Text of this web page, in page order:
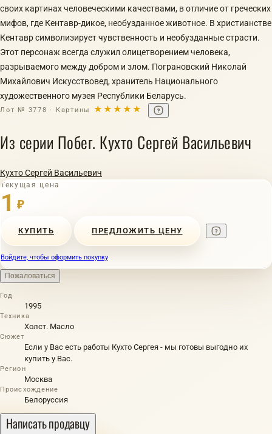
своих картинах человеческими качествами, в отличие от греческих
мифов, где Кентавр-дикое, необузданное животное. В христианстве
Кентавр символизирует чувственность и необузданные страсти.
Этот персонаж всегда служил олицетворением человека,
разрываемого между добром и злом. Пограновский Николай
Михайлович Искусствовед, хранитель Национального
художественного музея Республики Беларусь.
Лот № 3778 · Картины ★★★★★
Из серии Побег. Кухто Сергей Васильевич
Кухто Сергей Васильевич
Текущая цена
1 ₽
КУПИТЬ ПРЕДЛОЖИТЬ ЦЕНУ
Войдите, чтобы оформить покупку
Пожаловаться
Год
1995
Техника
Холст. Масло
Сюжет
Если у Вас есть работы Кухто Сергея - мы готовы выгодно их
купить у Вас.
Регион
Москва
Происхождение
Белоруссия
Написать продавцу